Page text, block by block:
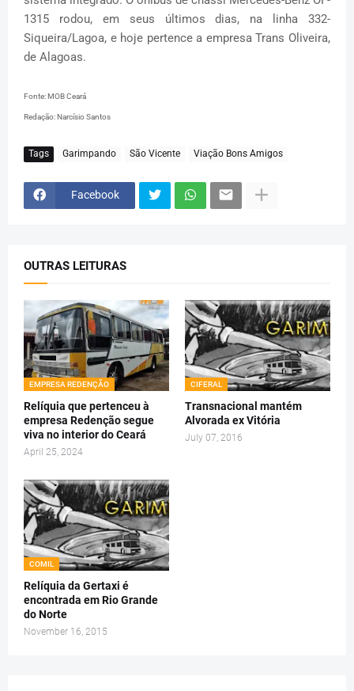
1315 rodou, em seus últimos dias, na linha 332-
Siqueira/Lagoa, e hoje pertence a empresa Trans Oliveira,
de Alagoas.
Fonte: MOB Ceará
Redação: Narcísio Santos
Tags Garimpando São Vicente Viação Bons Amigos
Facebook
OUTRAS LEITURAS
EMPRESA REDENÇÃO
Relíquia que pertenceu à
empresa Redenção segue
viva no interior do Ceará
April 25, 2024
CIFERAL
Transnacional mantém
Alvorada ex Vitória
July 07, 2016
COMIL
Relíquia da Gertaxi é
encontrada em Rio Grande
do Norte
November 16, 2015